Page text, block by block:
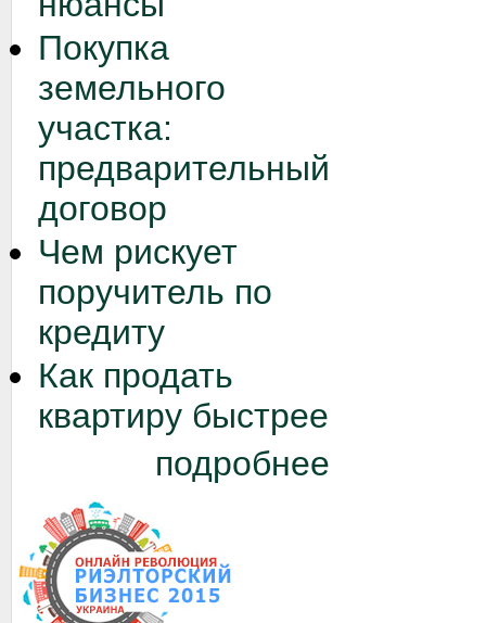
Покупка
земельного
участка:
предварительный
договор
Чем рискует
поручитель по
кредиту
Как продать
квартиру быстрее
подробнее